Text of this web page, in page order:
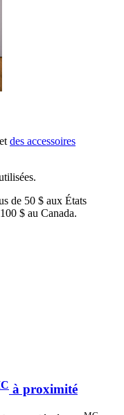
et des accessoires
de 50 $ aux États
$ au Canada.
à proximité